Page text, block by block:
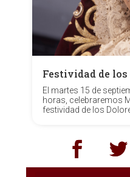
Festividad de
El martes 15 de
horas, celebraremos
festividad de los